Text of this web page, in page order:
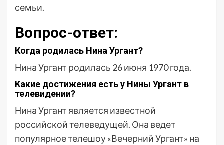
семьи.
Вопрос-ответ:
Когда родилась Нина Ургант?
Нина Ургант родилась 26 июня 1970 года.
Какие достижения есть у Нины Ургант в
телевидении?
Нина Ургант является известной
российской телеведущей. Она ведет
популярное телешоу «Вечерний Ургант» на